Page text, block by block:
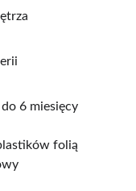
6 miesięcy
folią